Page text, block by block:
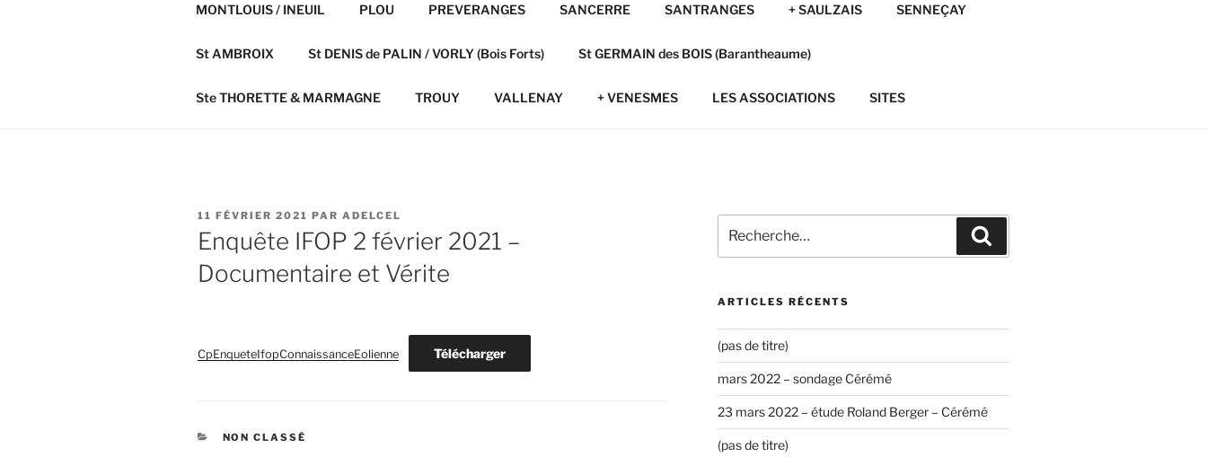
MONTLOUIS / INEUIL PLOU PREVERANGES SANCERRE SANTRANGES + SAULZAIS SENNEÇAY
St AMBROIX St DENIS de PALIN / VORLY (Bois Forts) St GERMAIN des BOIS (Barantheaume)
Ste THORETTE & MARMAGNE TROUY VALLENAY + VENESMES LES ASSOCIATIONS SITES
PUBLIÉ
LE
11 FÉVRIER 2021 PAR ADELCEL
Enquête IFOP 2 février 2021 –
Documentaire et Vérite
CpEnqueteIfopConnaissanceEolienne Télécharger
CATÉGORIES
NON CLASSÉ
pour
:
ARTICLES RÉCENTS
(pas de titre)
mars 2022 – sondage Cérémé
23 mars 2022 – étude Roland Berger – Cérémé
(pas de titre)